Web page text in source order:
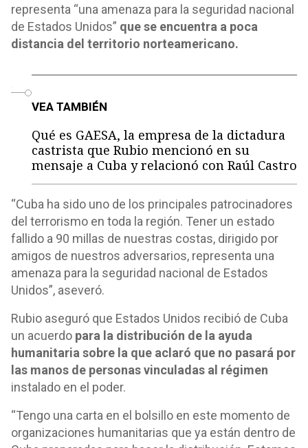
representa “una amenaza para la seguridad nacional
de Estados Unidos” que se encuentra a poca
distancia del territorio norteamericano.
VEA TAMBIÉN
Qué es GAESA, la empresa de la dictadura
castrista que Rubio mencionó en su
mensaje a Cuba y relacionó con Raúl Castro
“Cuba ha sido uno de los principales patrocinadores
del terrorismo en toda la región. Tener un estado
fallido a 90 millas de nuestras costas, dirigido por
amigos de nuestros adversarios, representa una
amenaza para la seguridad nacional de Estados
Unidos”, aseveró.
Rubio aseguró que Estados Unidos recibió de Cuba
un acuerdo para la distribución de la ayuda
humanitaria sobre la que aclaró que no pasará por
las manos de personas vinculadas al régimen
instalado en el poder.
“Tengo una carta en el bolsillo en este momento de
organizaciones humanitarias que ya están dentro de